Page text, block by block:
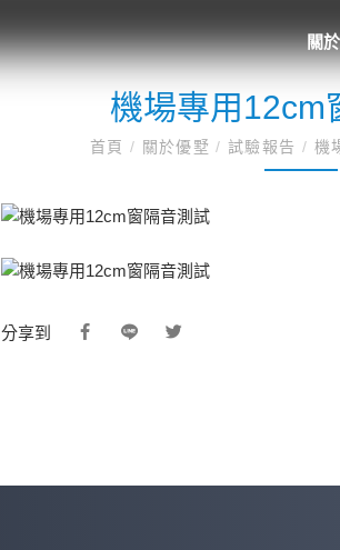
關
機場專用12cm
首頁 / 關於優墅/ 試驗報告 / 機
分享到